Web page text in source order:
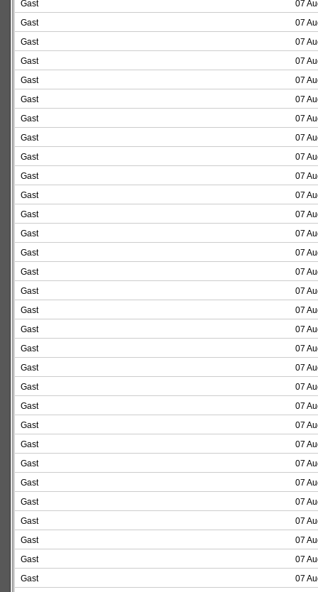
Gast
07
Gast
07
Gast
07
Gast
07
Gast
07
Gast
07
Gast
07
Gast
07
Gast
07
Gast
07
Gast
07
Gast
07
Gast
07
Gast
07
Gast
07
Gast
07
Gast
07
Gast
07
Gast
07
Gast
07
Gast
07
Gast
07
Gast
07
Gast
07
Gast
07
Gast
07
Gast
07
Gast
07
Gast
07
Gast
07
Gast
07